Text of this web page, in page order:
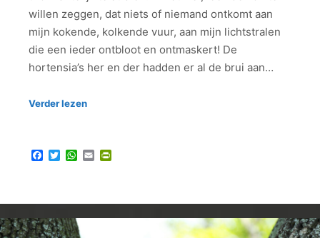
willen zeggen, dat niets of niemand ontkomt aan
mijn kokende, kolkende vuur, aan mijn lichtstralen
die een ieder ontbloot en ontmaskert! De
hortensia’s her en der hadden er al de brui aan…
Verder lezen
Facebook
TwitterWhatsApp
Email